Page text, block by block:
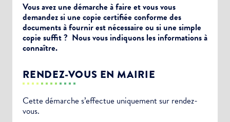
Vous avez une démarche à faire et vous vous
demandez si une copie certifiée conforme des
documents à fournir est nécessaire ou si une simple
copie suffit ? Nous vous indiquons les informations à
connaître.
RENDEZ-VOUS EN MAIRIE
Cette démarche s’effectue uniquement sur rendez-
vous.